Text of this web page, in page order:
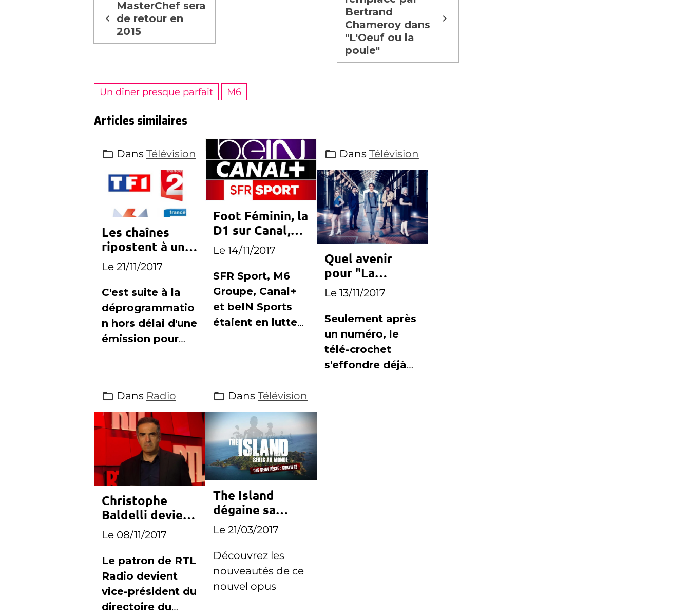
MasterChef sera
de retour en
2015
Bertrand
Chameroy dans
"L'Oeuf ou la
poule"
Un dîner presque parfait M6
Articles similaires
Dans Télévision
Les chaînes
ripostent à une
programmation
imprévue de
Canal+
Le 21/11/2017
C'est suite à la
déprogrammatio
n hors délai d'une
émission pour
attiré les foudres
des chaînes
concurrentes
Foot Féminin, la
D1 sur Canal,
les Bleues
filent sur M6
Le 14/11/2017
SFR Sport, M6
Groupe, Canal+
et beIN Sports
étaient en lutte
du football
féminin à la
télévision.
Dans Télévision
Quel avenir
pour "La
Nouvelle Star" ?
Le 13/11/2017
Seulement après
un numéro, le
télé-crochet
s'effondre déjà
Dans Radio
Christophe
Baldelli devient
vice-président
du directoire du
groupe M6
Le 08/11/2017
Le patron de RTL
Radio devient
vice-président du
directoire du
Dans Télévision
The Island
dégaine sa
troisième
saison
Le 21/03/2017
Découvrez les
nouveautés de ce
nouvel opus